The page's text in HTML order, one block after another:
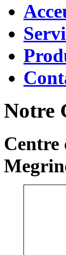
Notre
Centre